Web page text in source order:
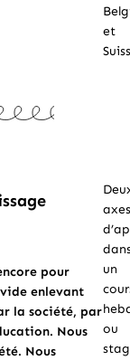
et
pour
enlevant
la société, par
Nous
Nous
un
ou